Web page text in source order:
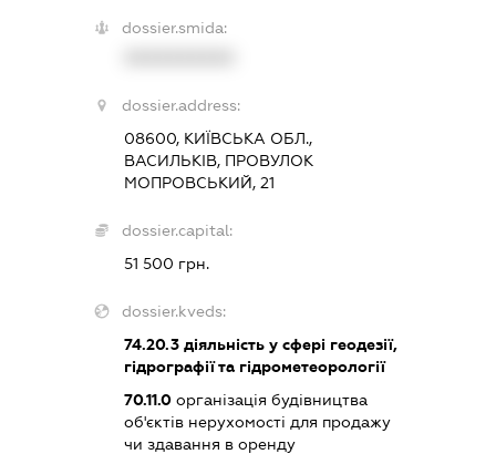
dossier.smida:
dossier.address:
08600, КИЇВСЬКА ОБЛ.,
ВАСИЛЬКІВ, ПРОВУЛОК
МОПРОВСЬКИЙ, 21
dossier.capital:
51 500 грн.
dossier.kveds:
74.20.3діяльність у сфері геодезії,
гідрографії та гідрометеорології
70.11.0організація будівництва
об'єктів нерухомості для продажу
чи здавання в оренду